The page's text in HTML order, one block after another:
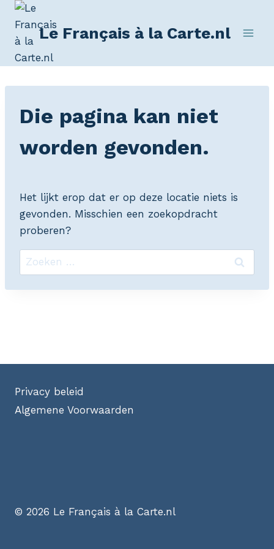
Le Français à la Carte.nl
Die pagina kan niet
worden gevonden.
Het lijkt erop dat er op deze locatie niets is
gevonden. Misschien een zoekopdracht
proberen?
Privacy beleid
Algemene Voorwaarden
© 2026 Le Français à la Carte.nl